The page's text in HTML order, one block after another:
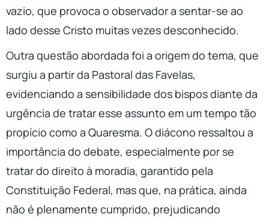
vazio, que provoca o observador a sentar-se ao
lado desse Cristo muitas vezes desconhecido.
Outra questão abordada foi a origem do tema, que
surgiu a partir da Pastoral das Favelas,
evidenciando a sensibilidade dos bispos diante da
urgência de tratar esse assunto em um tempo tão
propício como a Quaresma. O diácono ressaltou a
importância do debate, especialmente por se
tratar do direito à moradia, garantido pela
Constituição Federal, mas que, na prática, ainda
não é plenamente cumprido, prejudicando